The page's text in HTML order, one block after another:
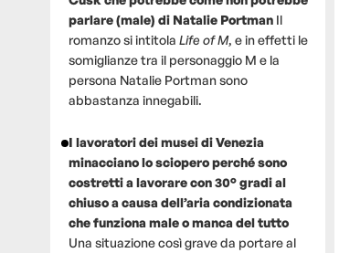
parlare (male) di Natalie Portman Il
romanzo si intitola Life of M, e in effetti le
somiglianze tra il personaggio M e la
persona Natalie Portman sono
abbastanza innegabili.
I lavoratori dei musei di Venezia
minacciano lo sciopero perché sono
costretti a lavorare con 30° gradi al
chiuso a causa dell’aria condizionata
che funziona male o manca del tutto
Una situazione così grave da portare al